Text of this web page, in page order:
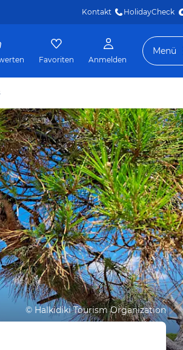
Kontakt HolidayCheck
Favoriten Anmelden
Menü
© Halkidiki Tourism Organization